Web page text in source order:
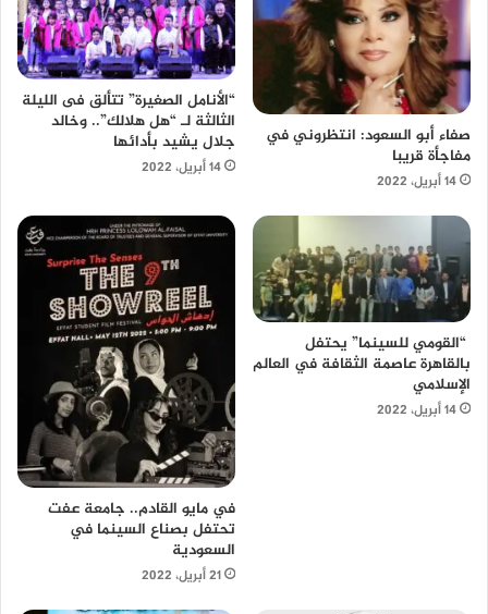
صفاء أبو السعود: انتظروني في
مفاجأة قريبا
14 أبريل، 2022
“الأنامل الصغيرة” تتألق فى الليلة
الثالثة لـ “هل هلالك”.. وخالد
جلال يشيد بأدائها
14 أبريل، 2022
“القومي للسينما” يحتفل
بالقاهرة عاصمة الثقافة في العالم
الإسلامي
14 أبريل، 2022
في مايو القادم.. جامعة عفت
تحتفل بصناع السينما في
السعودية
21 أبريل، 2022